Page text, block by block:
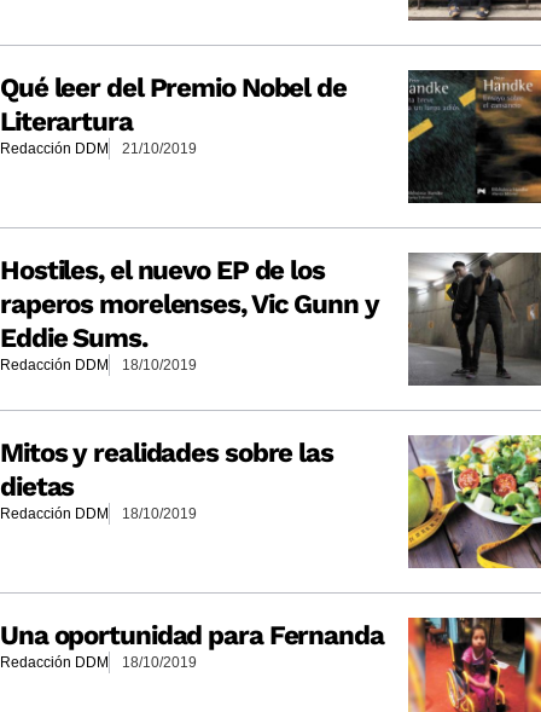
Qué leer del Premio Nobel de
Literartura
Redacción DDM 21/10/2019
Hostiles, el nuevo EP de los
raperos morelenses, Vic Gunn y
Eddie Sums.
Redacción DDM 18/10/2019
Mitos y realidades sobre las
dietas
Redacción DDM 18/10/2019
Una oportunidad para Fernanda
Redacción DDM 18/10/2019